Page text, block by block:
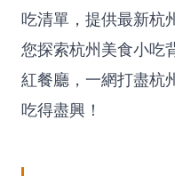
吃清單，提供最新杭
您探索杭州美食小吃
紅餐廳，一網打盡杭
吃得盡興！